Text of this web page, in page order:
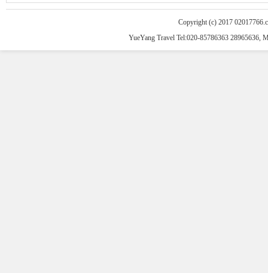
Copyright (c) 2017
YueYang Travel Tel:020-85786363 28965636,